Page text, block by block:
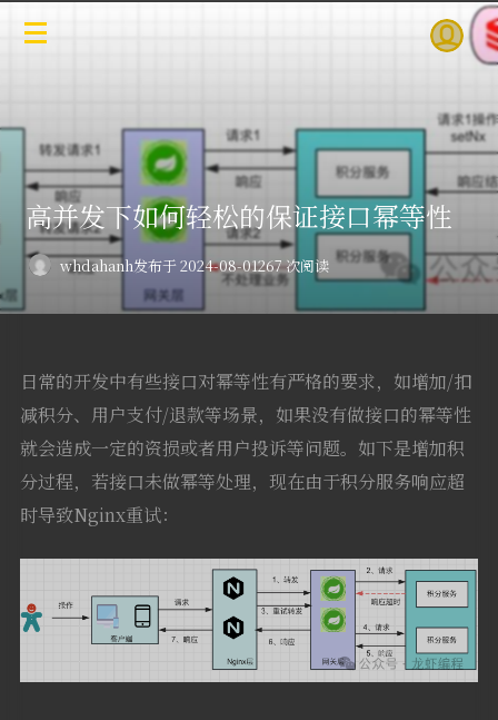
高并发下如何轻松的保证接口幂等性
whdahanh发布于 2024-08-01267 次阅读
日常的开发中有些接口对幂等性有严格的要求，如增加/扣
减积分、用户支付/退款等场景，如果没有做接口的幂等性
就会造成一定的资损或者用户投诉等问题。如下是增加积
分过程，若接口未做幂等处理，现在由于积分服务响应超
时导致Nginx重试：